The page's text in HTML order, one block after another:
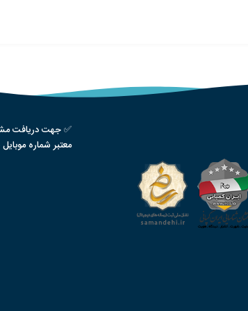
✅ جهت دریافت
معتبر شماره